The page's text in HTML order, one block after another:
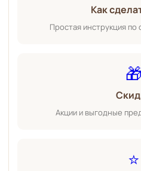
Как
Простая инструкция
🎁
Акции и выгодные
⭐